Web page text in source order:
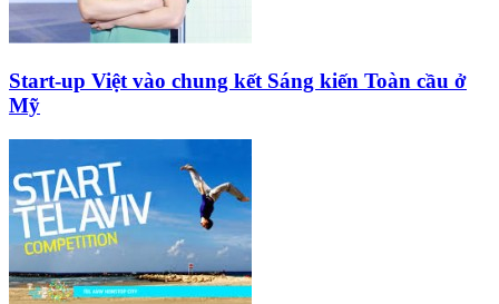
Start-up Việt vào chung kết Sáng kiến Toàn cầu ở
Mỹ